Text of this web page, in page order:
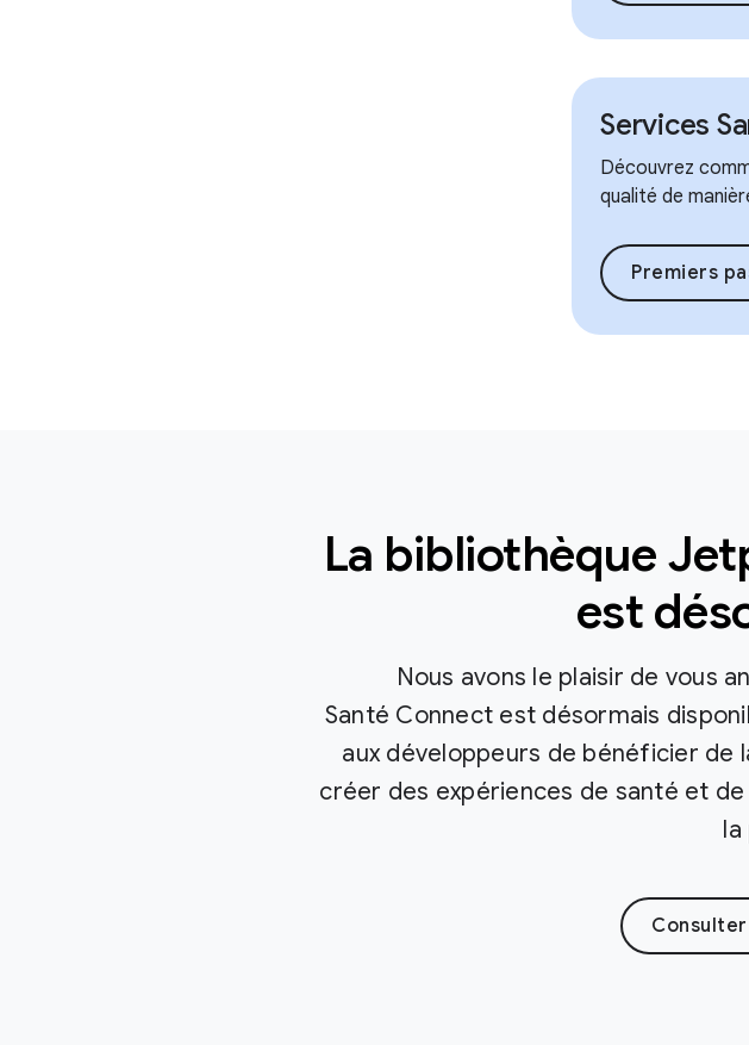
Services
Découvrez
qualité de
Premiers
La bibliothèque
est
Nous avons le plaisir de vous
Santé Connect est désormais
aux développeurs de bénéficier de
créer des expériences de santé et